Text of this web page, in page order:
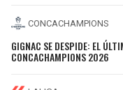
CONCACHAMPIONS
GIGNAC SE DESPIDE: EL
CONCACHAMPIONS 2026